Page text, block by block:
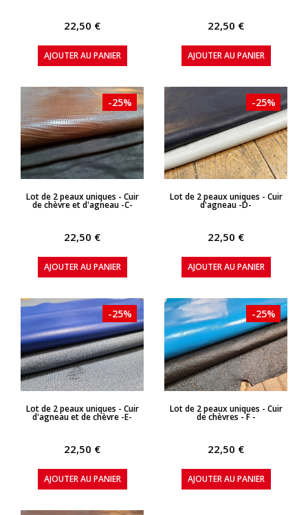
22,50 €
AJOUTER AU PANIER
22,50 €
AJOUTER AU PANIER
APERÇU RAPIDE
-25%
Lot de 2 peaux uniques - Cuir
de chèvre et d'agneau -C-
22,50 €
AJOUTER AU PANIER
APERÇU RAPIDE
-25%
Lot de 2 peaux uniques - Cuir
d'agneau -D-
22,50 €
AJOUTER AU PANIER
APERÇU RAPIDE
-25%
Lot de 2 peaux uniques - Cuir
d'agneau et de chèvre -E-
22,50 €
AJOUTER AU PANIER
APERÇU RAPIDE
-25%
Lot de 2 peaux uniques - Cuir
de chèvres - F -
22,50 €
AJOUTER AU PANIER